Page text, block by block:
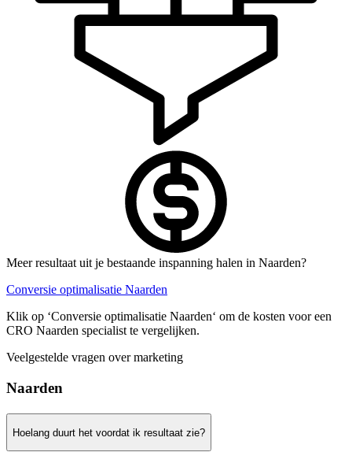
Meer resultaat uit je bestaande inspanning halen in Naarden?
Conversie optimalisatie Naarden
Klik op ‘Conversie optimalisatie Naarden‘ om de kosten voor een
CRO Naarden specialist te vergelijken.
Veelgestelde vragen over marketing
Naarden
Hoelang duurt het voordat ik resultaat zie?